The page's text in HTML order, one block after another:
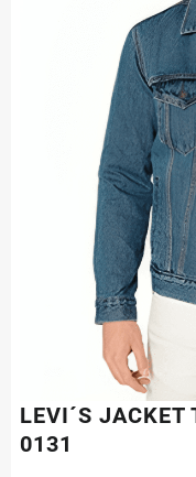
LEVI´S JACKET
0131